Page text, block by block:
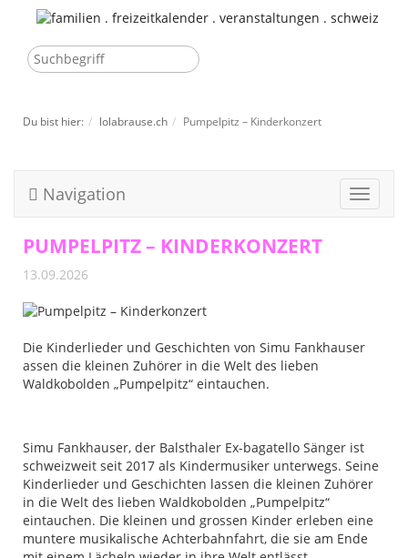
Du bist hier: lolabrause.ch Pumpelpitz – Kinderkonzert
Toggle
Navigation
PUMPELPITZ – KINDERKONZERT
13.09.2026
Die Kinderlieder und Geschichten von Simu Fankhauser
assen die kleinen Zuhörer in die Welt des lieben
Waldkobolden „Pumpelpitz“ eintauchen.
Simu Fankhauser, der Balsthaler Ex-bagatello Sänger ist
schweizweit seit 2017 als Kindermusiker unterwegs. Seine
Kinderlieder und Geschichten lassen die kleinen Zuhörer
in die Welt des lieben Waldkobolden „Pumpelpitz“
eintauchen. Die kleinen und grossen Kinder erleben eine
muntere musikalische Achterbahnfahrt, die sie am Ende